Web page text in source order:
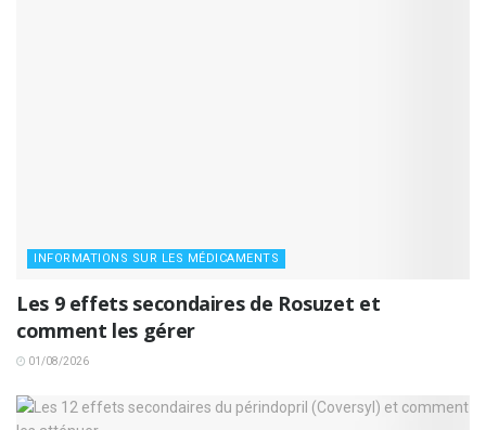
INFORMATIONS SUR LES MÉDICAMENTS
Les 9 effets secondaires de Rosuzet et
comment les gérer
01/08/2026